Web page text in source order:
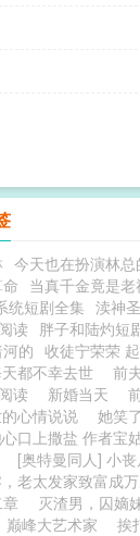
今天也在扮演林
当真千金竟是老
统短剧全集 渎神
读 胖子和陆灼短
的 收徒宁荣荣
都不幸去世 前
读
新婚当天
心情说说 她笑了
口上撒盐 作者宝
[奥特曼同人] 小
老太发家致富成
灭渣男，囚嫡
巅峰大艺术家 挨